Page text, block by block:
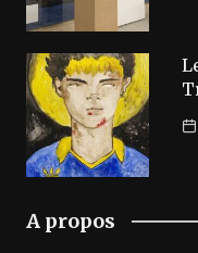
A propos